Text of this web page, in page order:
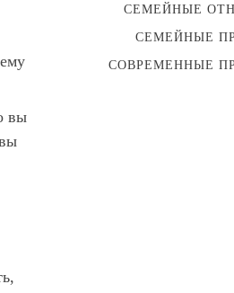
вы
СЕМЕЙНЫЕ
СЕМЕЙНЫЕ
СОВРЕМЕННЫЕ